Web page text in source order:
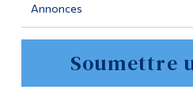
Annonces
Soumettre